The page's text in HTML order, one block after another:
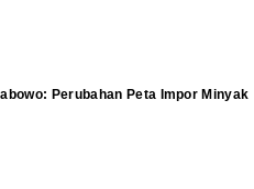
Perubahan Peta Impor Minyak